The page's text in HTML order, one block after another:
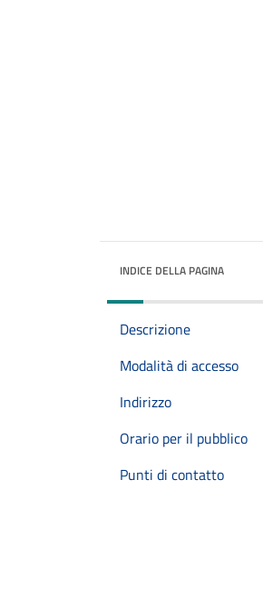
INDICE DELLA PAGINA
Descrizione
Modalità di accesso
Indirizzo
Orario per il pubblico
Punti di contatto